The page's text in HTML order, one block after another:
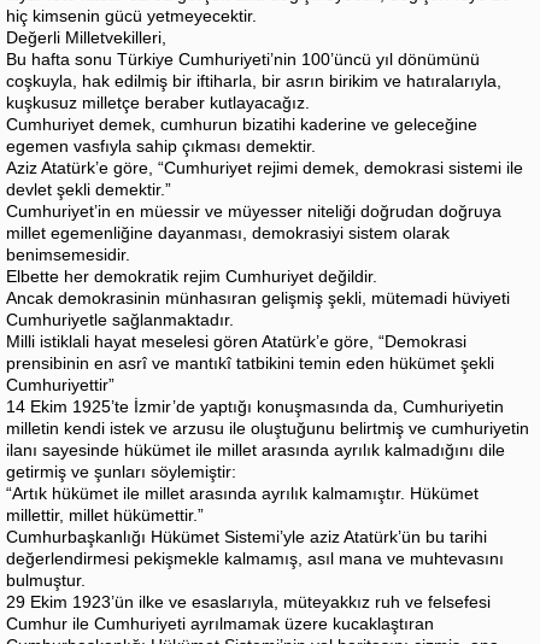
hiç kimsenin gücü yetmeyecektir.
Değerli Milletvekilleri,
Bu hafta sonu Türkiye Cumhuriyeti’nin 100’üncü yıl dönümünü
coşkuyla, hak edilmiş bir iftiharla, bir asrın birikim ve hatıralarıyla,
kuşkusuz milletçe beraber kutlayacağız.
Cumhuriyet demek, cumhurun bizatihi kaderine ve geleceğine
egemen vasfıyla sahip çıkması demektir.
Aziz Atatürk’e göre, “Cumhuriyet rejimi demek, demokrasi sistemi ile
devlet şekli demektir.”
Cumhuriyet’in en müessir ve müyesser niteliği doğrudan doğruya
millet egemenliğine dayanması, demokrasiyi sistem olarak
benimsemesidir.
Elbette her demokratik rejim Cumhuriyet değildir.
Ancak demokrasinin münhasıran gelişmiş şekli, mütemadi hüviyeti
Cumhuriyetle sağlanmaktadır.
Milli istiklali hayat meselesi gören Atatürk’e göre, “Demokrasi
prensibinin en asrî ve mantıkî tatbikini temin eden hükümet şekli
Cumhuriyettir”
14 Ekim 1925’te İzmir’de yaptığı konuşmasında da, Cumhuriyetin
milletin kendi istek ve arzusu ile oluştuğunu belirtmiş ve cumhuriyetin
ilanı sayesinde hükümet ile millet arasında ayrılık kalmadığını dile
getirmiş ve şunları söylemiştir:
“Artık hükümet ile millet arasında ayrılık kalmamıştır. Hükümet
millettir, millet hükümettir.”
Cumhurbaşkanlığı Hükümet Sistemi’yle aziz Atatürk’ün bu tarihi
değerlendirmesi pekişmekle kalmamış, asıl mana ve muhtevasını
bulmuştur.
29 Ekim 1923’ün ilke ve esaslarıyla, müteyakkız ruh ve felsefesi
Cumhur ile Cumhuriyeti ayrılmamak üzere kucaklaştıran